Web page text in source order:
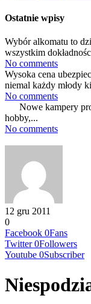
Ostatnie wpisy
Wybór alkomatu to
wszystkim
No comments
Wysoka cena
niemal każdy młody
No comments
Nowe kampery
hobby,...
No comments
12 gru 2011
0
Facebook 0Fans
Twitter 0Followers
Youtube 0Subscriber